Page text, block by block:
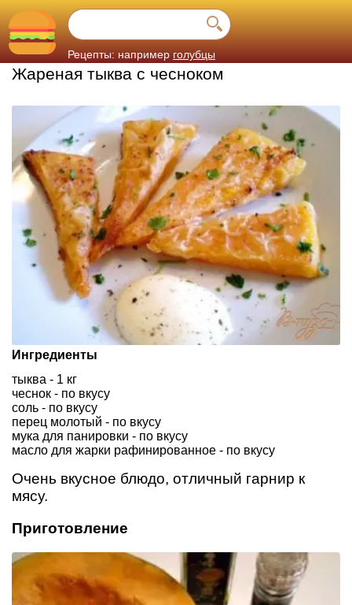
Рецепты: например голубцы
Жареная тыква с чесноком
Ингредиенты
тыква - 1 кг
чеснок - по вкусу
соль - по вкусу
перец молотый - по вкусу
мука для панировки - по вкусу
масло для жарки рафинированное - по вкусу
Очень вкусное блюдо, отличный гарнир к
мясу.
Приготовление